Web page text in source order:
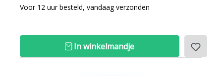
Voor 12 uur besteld, vandaag verzonden
In winkelmandje